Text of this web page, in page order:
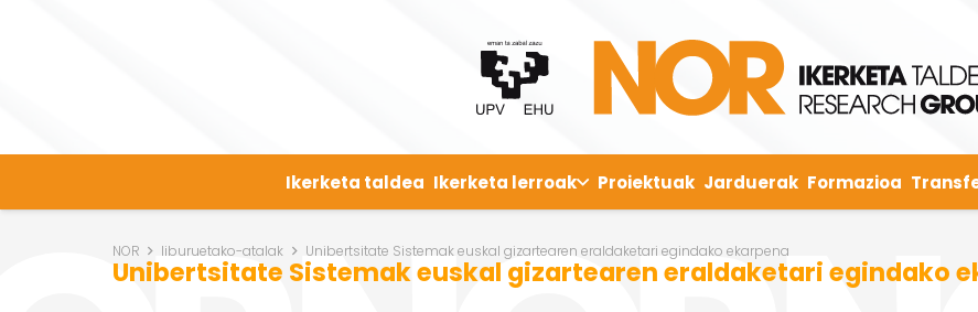
Ikerketa taldea Ikerketa lerroak Proiektuak Jarduerak Formazioa
NOR liburuetako-atalak Unibertsitate Sistemak euskal gizartearen eraldaketari egindako ekarpena
Unibertsitate Sistemak euskal gizartearen eraldaketari egindako